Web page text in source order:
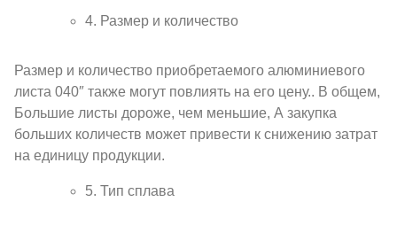
4. Размер и количество
Размер и количество приобретаемого алюминиевого
листа 040″ также могут повлиять на его цену.. В общем,
Большие листы дороже, чем меньшие, А закупка
больших количеств может привести к снижению затрат
на единицу продукции.
5. Тип сплава